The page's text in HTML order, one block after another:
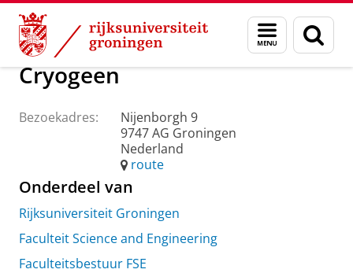
Skip
Content
Skip
Navigation
Menu
en
zoeken
Over ons Praktische zaken Waar vindt u ons
Cryogeen
Bezoekadres:
Nijenborgh 9
9747 AG Groningen
Nederland
route
Onderdeel van
Rijksuniversiteit Groningen
Faculteit Science and Engineering
Faculteitsbestuur FSE